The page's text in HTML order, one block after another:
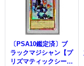
〔PSA10鑑定済〕 ブ
ラックマジシャン【プ
リズマティックシーク